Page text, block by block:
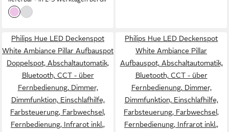
einstellbar, Memoryfunktion,
Nachtlichtfunktion, RGB,
dimmbar über Fernbedienung,
erweiterbar, mehrere
Helligkeitsstufen, LED
wechselbar, RGB
Philips Hue LED Deckenspot
White Ambiance Pillar Aufbauspot
Doppelspot, Abschaltautomatik,
Bluetooth, CCT - über
Fernbedienung, Dimmer,
Dimmfunktion, Einschlafhilfe,
Farbsteuerung, Farbwechsel,
Fernbedienung, Infrarot inkl.,
Philips Hue LED Deckenspot
White Ambiance Pillar
Aufbauspot, Abschaltautomatik,
Bluetooth, CCT - über
Fernbedienung, Dimmer,
Dimmfunktion, Einschlafhilfe,
Farbsteuerung, Farbwechsel,
Fernbedienung, Infrarot inkl.,